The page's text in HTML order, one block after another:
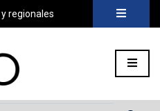
regionales